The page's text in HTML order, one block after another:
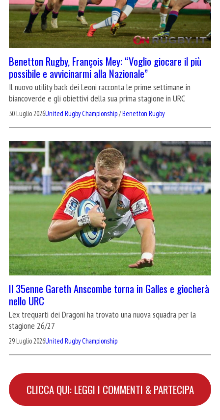
Benetton Rugby, François Mey: “Voglio giocare il più
possibile e avvicinarmi alla Nazionale”
Il nuovo utility back dei Leoni racconta le prime settimane in
biancoverde e gli obiettivi della sua prima stagione in URC
30 Luglio 2026United Rugby Championship/Benetton Rugby
Il 35enne Gareth Anscombe torna in Galles e giocherà
nello URC
L'ex trequarti dei Dragoni ha trovato una nuova squadra per la
stagione 26/27
29 Luglio 2026United Rugby Championship
CLICCA QUI: LEGGI I COMMENTI & PARTECIPA